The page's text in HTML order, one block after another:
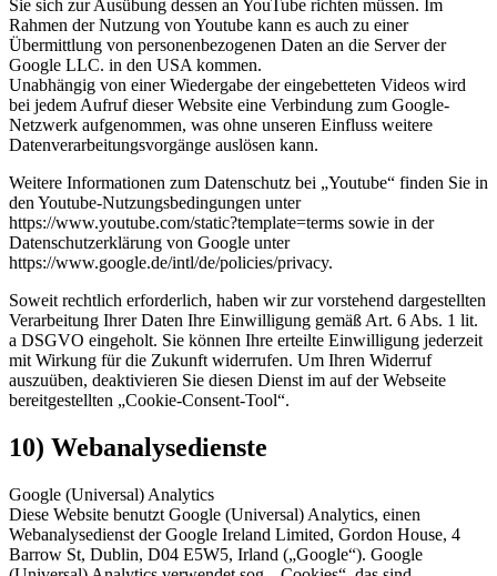
Sie sich zur Ausübung dessen an YouTube richten müssen. Im
Rahmen der Nutzung von Youtube kann es auch zu einer
Übermittlung von personenbezogenen Daten an die Server der
Google LLC. in den USA kommen.
Unabhängig von einer Wiedergabe der eingebetteten Videos wird
bei jedem Aufruf dieser Website eine Verbindung zum Google-
Netzwerk aufgenommen, was ohne unseren Einfluss weitere
Datenverarbeitungsvorgänge auslösen kann.
Weitere Informationen zum Datenschutz bei „Youtube“ finden Sie in
den Youtube-Nutzungsbedingungen unter
https://www.youtube.com/static?template=terms sowie in der
Datenschutzerklärung von Google unter
https://www.google.de/intl/de/policies/privacy.
Soweit rechtlich erforderlich, haben wir zur vorstehend dargestellten
Verarbeitung Ihrer Daten Ihre Einwilligung gemäß Art. 6 Abs. 1 lit.
a DSGVO eingeholt. Sie können Ihre erteilte Einwilligung jederzeit
mit Wirkung für die Zukunft widerrufen. Um Ihren Widerruf
auszuüben, deaktivieren Sie diesen Dienst im auf der Webseite
bereitgestellten „Cookie-Consent-Tool“.
10) Webanalysedienste
Google (Universal) Analytics
Diese Website benutzt Google (Universal) Analytics, einen
Webanalysedienst der Google Ireland Limited, Gordon House, 4
Barrow St, Dublin, D04 E5W5, Irland („Google“). Google